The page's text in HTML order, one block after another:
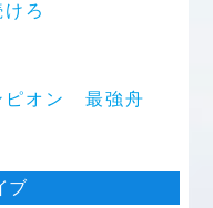
ろ
ピオン 最強舟
ブ